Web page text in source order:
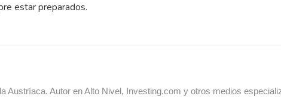
estar preparados.
Austríaca. Autor en Alto Nivel, Investing.com y otros medios